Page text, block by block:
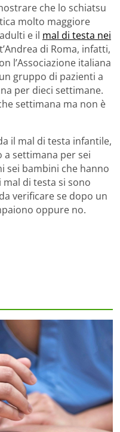
che lo schiatsu
molto maggiore
e il mal di testa nei
di Roma, infatti,
l’Associazione italiana
gruppo di pazienti a
per dieci settimane.
settimana ma non è
il mal di testa infantile,
settimana per sei
sei bambini che hanno
di testa si sono
verificare se dopo un
oppure no.